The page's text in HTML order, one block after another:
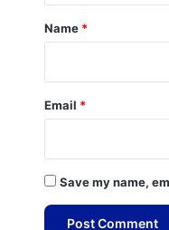
*
Name *
Email *
Save my name,